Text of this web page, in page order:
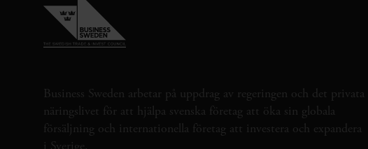
Business Sweden arbetar på uppdrag av regeringen och det privata
näringslivet för att hjälpa svenska företag att öka sin globala
försäljning och internationella företag att investera och expandera